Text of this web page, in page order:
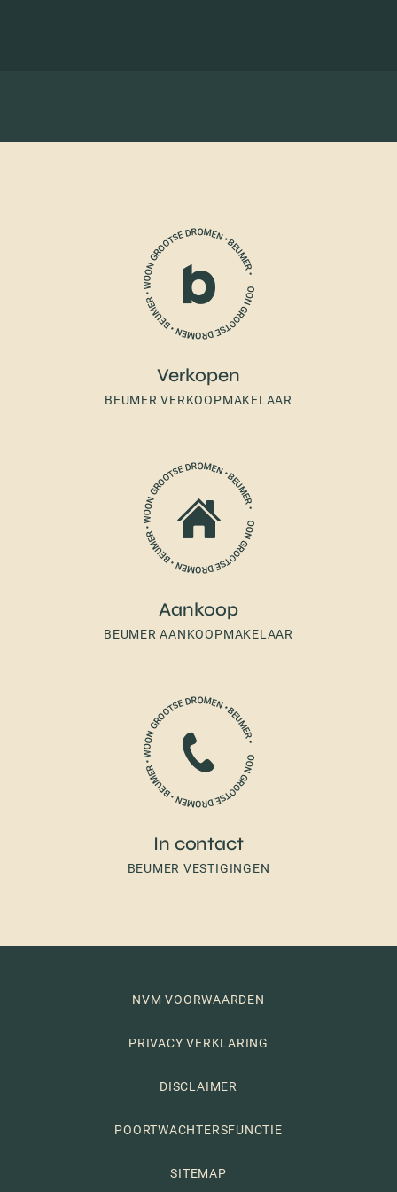
Verkopen
BEUMER VERKOOPMAKELAAR
Aankoop
BEUMER AANKOOPMAKELAAR
In contact
BEUMER VESTIGINGEN
NVM VOORWAARDEN
PRIVACY VERKLARING
DISCLAIMER
POORTWACHTERSFUNCTIE
SITEMAP